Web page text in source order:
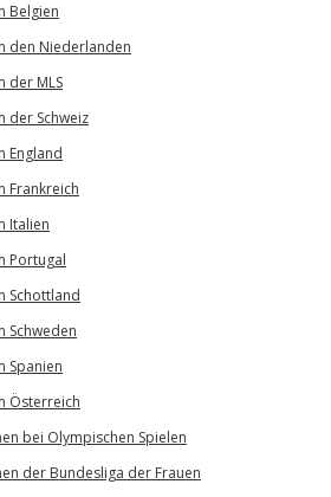
Belgien
den Niederlanden
der MLS
der Schweiz
England
Frankreich
Italien
Portugal
Schottland
Schweden
Spanien
Österreich
bei Olympischen Spielen
der Bundesliga der Frauen